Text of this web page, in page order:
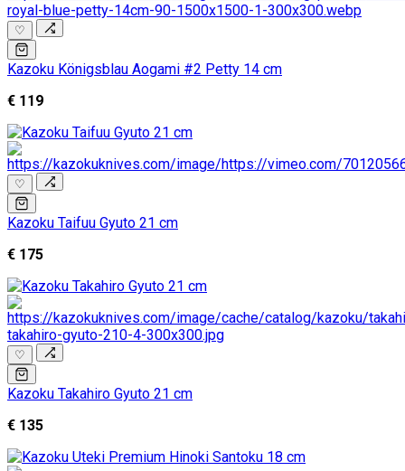
♡
Kazoku Königsblau Aogami #2 Petty 14 cm
€ 119
♡
Kazoku Taifuu Gyuto 21 cm
€ 175
♡
Kazoku Takahiro Gyuto 21 cm
€ 135